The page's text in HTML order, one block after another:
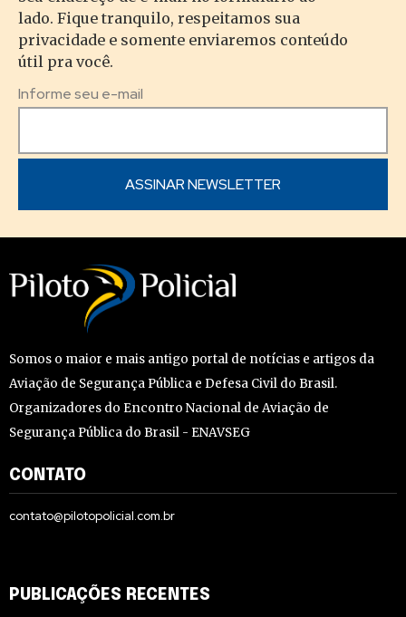
lado. Fique tranquilo, respeitamos sua
privacidade e somente enviaremos conteúdo
útil pra você.
Informe seu e-mail
Somos o maior e mais antigo portal de notícias e artigos da
Aviação de Segurança Pública e Defesa Civil do Brasil.
Organizadores do Encontro Nacional de Aviação de
Segurança Pública do Brasil - ENAVSEG
CONTATO
contato@pilotopolicial.com.br
PUBLICAÇÕES RECENTES